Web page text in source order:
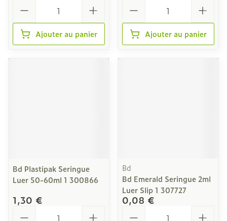
Ajouter au panier Ajouter au panier
Bd Plastipak Seringue
Luer 50-60ml 1 300866
1,30 €
Bd
Bd Emerald Seringue 2ml
Luer Slip 1 307727
0,08 €